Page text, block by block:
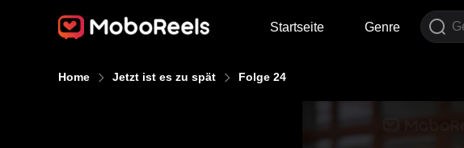
Startseite Genre
Home Jetzt ist es zu spät Folge 24